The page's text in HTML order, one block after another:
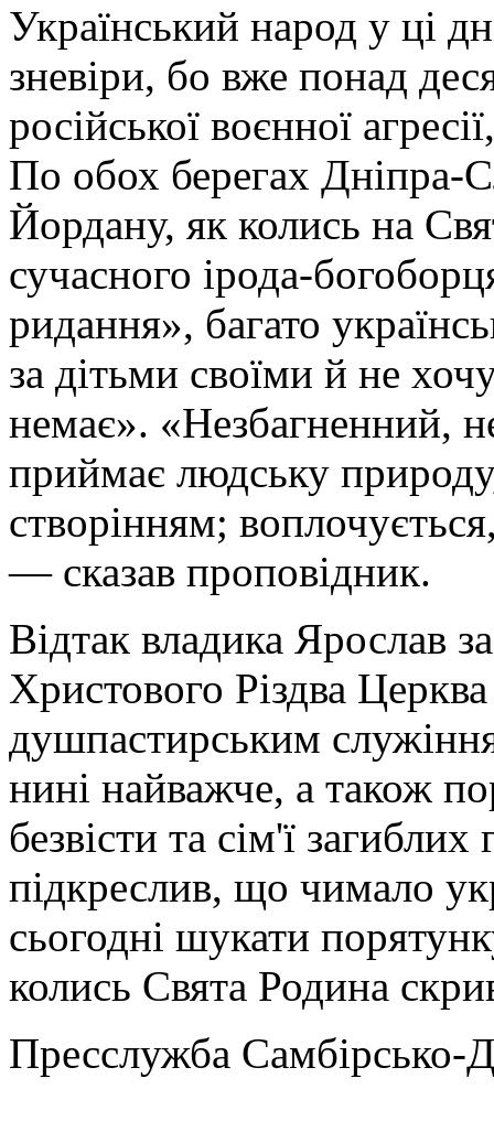
Український народ у ці
зневіри, бо вже понад
російської воєнної
По обох берегах Дніпра-
Йордану, як колись на
сучасного ірода-
ридання», багато
за дітьми своїми й не
немає». «Незбагненний,
приймає людську
створінням;
— сказав проповідник.
Відтак владика Ярослав
Христового Різдва
душпастирським
нині найважче, а також
безвісти та сім'ї
підкреслив, що чимало
сьогодні шукати
колись Свята Родина
Пресслужба Самбірсько-